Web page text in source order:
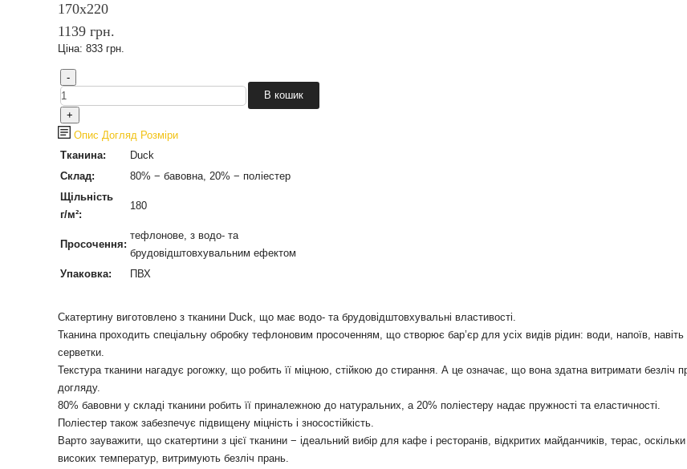
170х220
1139 грн.
Ціна: 833 грн.
Опис Догляд Розміри
Тканина:
Duck
Склад:
80% − бавовна, 20% − поліестер
Щільність
г/м²:
180
Просочення:
тефлонове, з водо- та
брудовідштовхувальним ефектом
Упаковка:
ПВХ
Cкатертину виготовлено з тканини Duck, що має водо- та брудовідштовхувальні властивості.
Тканина проходить спеціальну обробку тефлоновим просоченням, що створює бар’єр для усіх видів рідин: води, напоїв,
серветки.
Текстура тканини нагадує рогожку, що робить її міцною, стійкою до стирання. А це означає, що вона здатна витримати
догляду.
80% бавовни у складі тканини робить її приналежною до натуральних, а 20% поліестеру надає пружності та еластичності.
Поліестер також забезпечує підвищену міцність і зносостійкість.
Варто зауважити, що скатертини з цієї тканини − ідеальний вибір для кафе і ресторанів, відкритих майданчиків, терас,
високих температур, витримують безліч прань.